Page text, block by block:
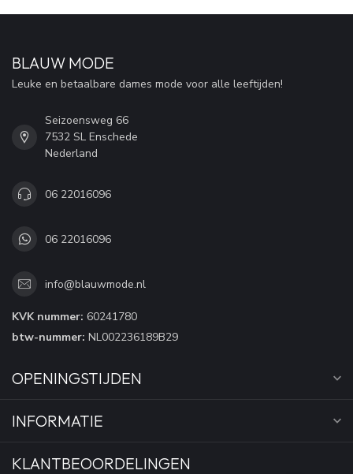
BLAUW MODE
Leuke en betaalbare dames mode voor alle leeftijden!
Seizoensweg 66
7532 SL Enschede
Nederland
06 22016096
06 22016096
info@blauwmode.nl
KVK nummer: 60241780
btw-nummer: NL002236189B29
OPENINGSTIJDEN
INFORMATIE
KLANTBEOORDELINGEN